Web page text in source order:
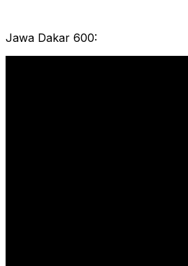
Jawa Dakar 600: